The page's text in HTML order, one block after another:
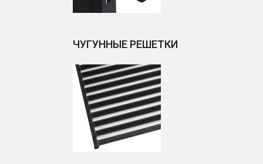
ЧУГУННЫЕ РЕШЕТКИ